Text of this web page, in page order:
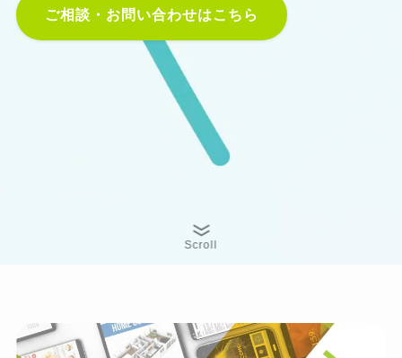
ご相談・お問い合わせはこちら
Scroll